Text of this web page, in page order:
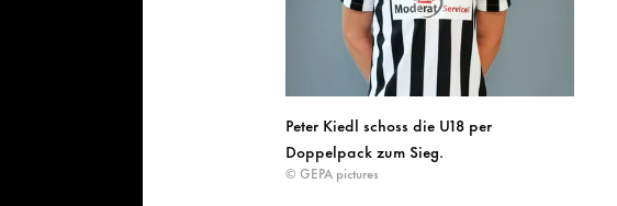
Peter Kiedl schoss die U18 per
Doppelpack zum Sieg.
© GEPA pictures